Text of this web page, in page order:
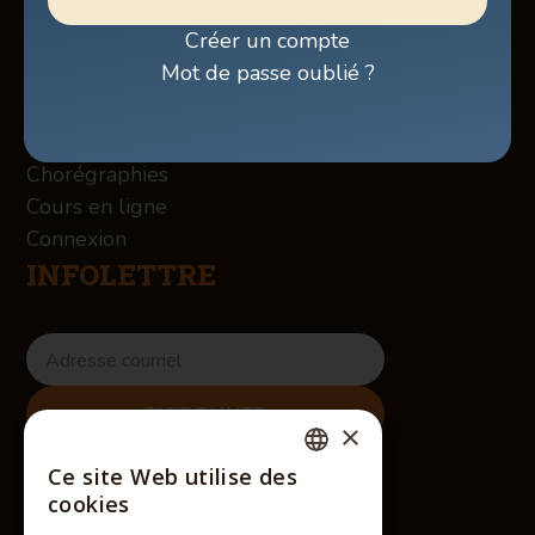
Créer un compte
Mot de passe oublié ?
Billetterie
À propos des Winslow
Contact
Chorégraphies
Cours en ligne
Connexion
INFOLETTRE
RÉSEAUX SOCIAUX
×
Ce site Web utilise des
cookies